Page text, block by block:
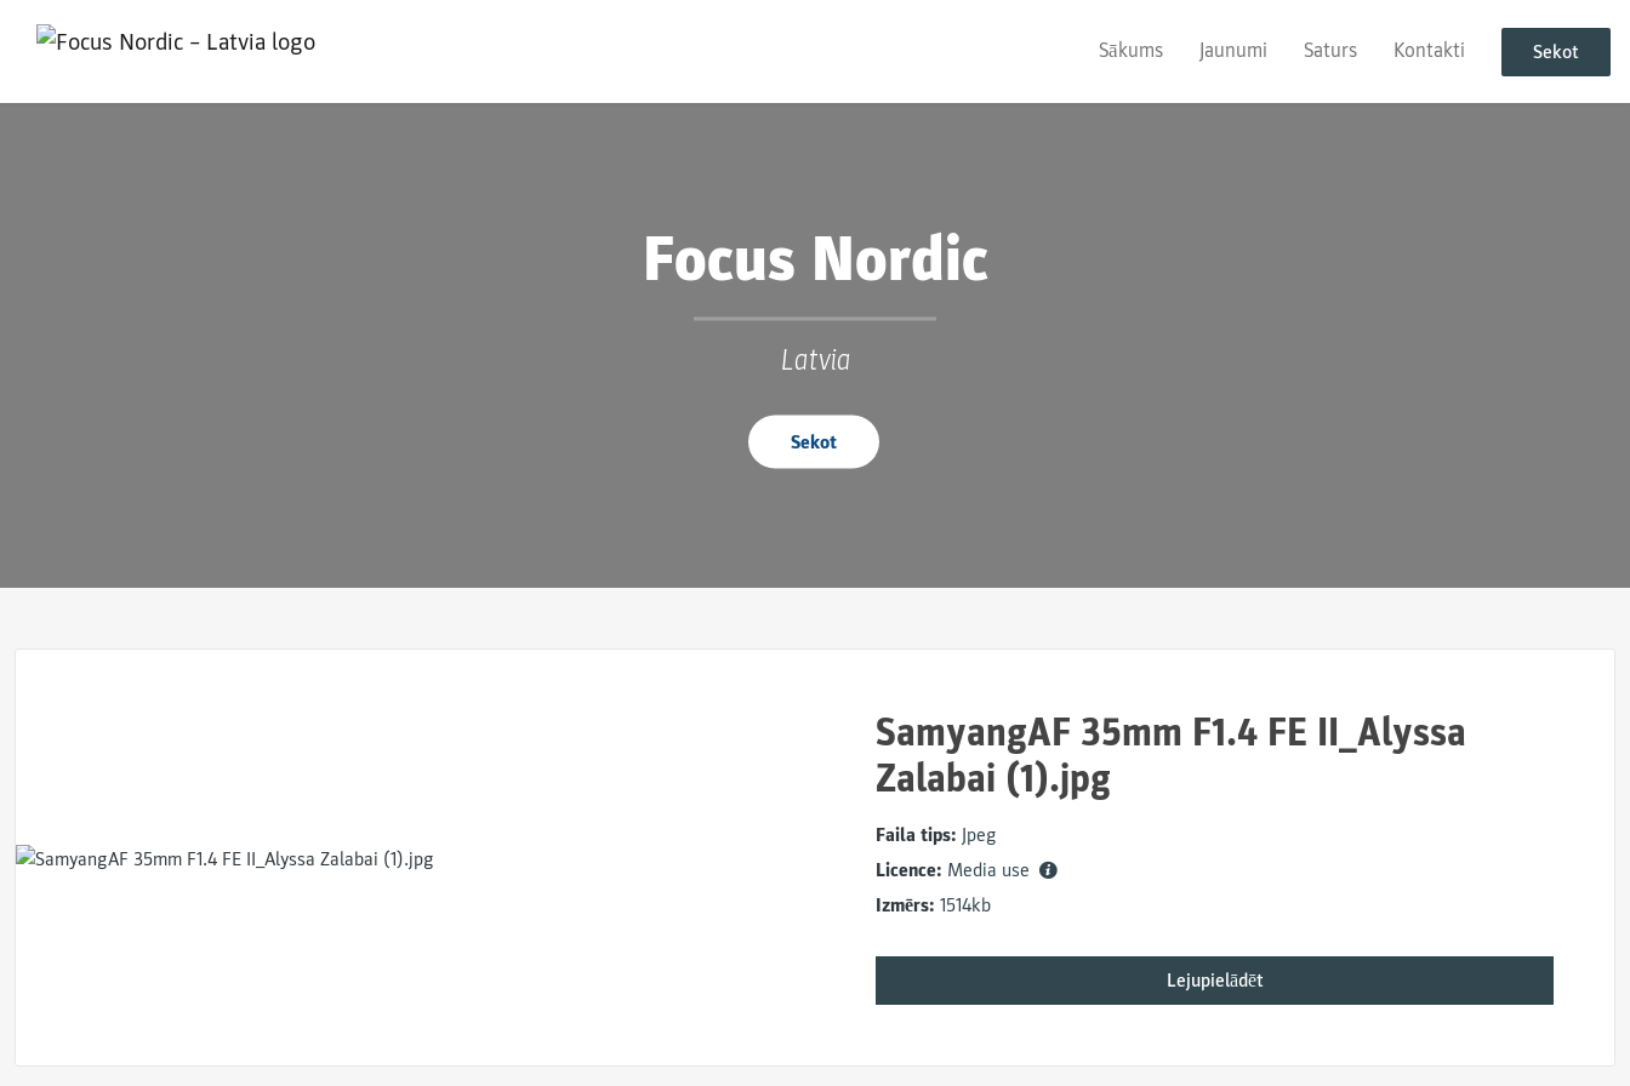
Sākums Jaunumi Saturs Kontakti Sekot
Focus Nordic
Latvia
Sekot
SamyangAF 35mm F1.4 FE II_Alyssa
Zalabai (1).jpg
Faila tips: Jpeg
Licence: Media use
Izmērs: 1514kb
Lejupielādēt